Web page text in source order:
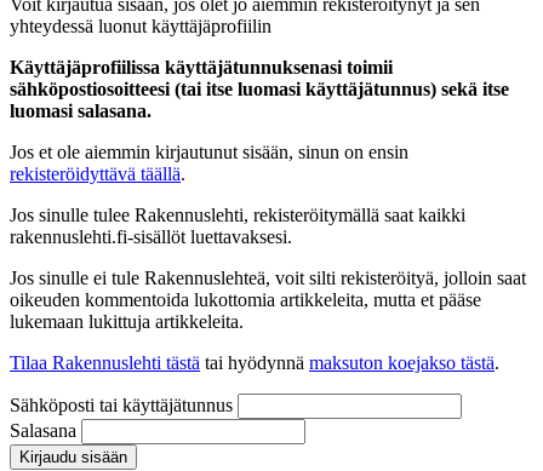
Voit kirjautua sisään, jos olet jo aiemmin rekisteröitynyt ja sen
yhteydessä luonut käyttäjäprofiilin
Käyttäjäprofiilissa käyttäjätunnuksenasi toimii
sähköpostiosoitteesi (tai itse luomasi käyttäjätunnus) sekä itse
luomasi salasana.
Jos et ole aiemmin kirjautunut sisään, sinun on ensin
rekisteröidyttävä täällä.
Jos sinulle tulee Rakennuslehti, rekisteröitymällä saat kaikki
rakennuslehti.fi-sisällöt luettavaksesi.
Jos sinulle ei tule Rakennuslehteä, voit silti rekisteröityä, jolloin saat
oikeuden kommentoida lukottomia artikkeleita, mutta et pääse
lukemaan lukittuja artikkeleita.
Tilaa Rakennuslehti tästä tai hyödynnä maksuton koejakso tästä.
Sähköposti tai käyttäjätunnus
Salasana
Kirjaudu sisään